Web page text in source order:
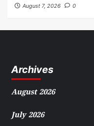
August 7, 2026
0
Archives
August 2026
July 2026